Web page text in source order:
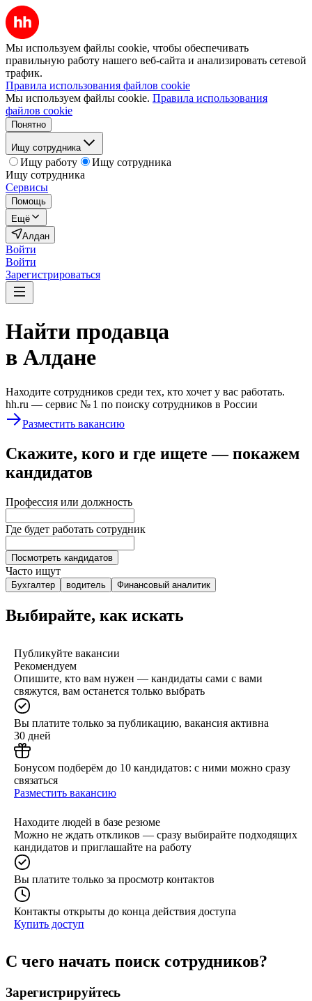
Мы используем файлы cookie, чтобы обеспечивать
правильную работу нашего веб-сайта и анализировать сетевой
трафик.
Правила использования файлов cookie
Мы используем файлы cookie. Правила использования
файлов cookie
Понятно
Ищу сотрудника
Ищу работу
Ищу сотрудника
Ищу сотрудника
Сервисы
Помощь
Ещё
Алдан
Войти
Войти
Зарегистрироваться
Найти продавца
в Алдане
Находите сотрудников среди тех, кто хочет у вас работать.
hh.ru — сервис № 1 по поиску сотрудников в России
Разместить вакансию
Скажите, кого и где ищете — покажем
кандидатов
Профессия или должность
Где будет работать сотрудник
Посмотреть кандидатов
Часто ищут
Бухгалтер водитель Финансовый аналитик
Выбирайте, как искать
Публикуйте вакансии
Рекомендуем
Опишите, кто вам нужен — кандидаты сами с вами
свяжутся, вам останется только выбрать
Вы платите только за публикацию, вакансия активна
30 дней
Бонусом подберём до 10 кандидатов: с ними можно сразу
связаться
Разместить вакансию
Находите людей в базе резюме
Можно не ждать откликов — сразу выбирайте подходящих
кандидатов и приглашайте на работу
Вы платите только за просмотр контактов
Контакты открыты до конца действия доступа
Купить доступ
С чего начать поиск сотрудников?
Зарегистрируйтесь